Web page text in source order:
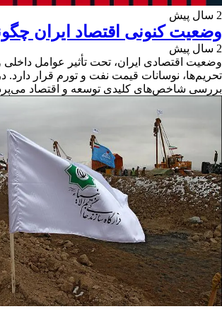
2 سال پیش
وضعیت کنونی اقتصاد ایران
2 سال پیش
وضعیت اقتصادی ایران، تحت تأثیر عوامل
تحریم‌ها، نوسانات قیمت نفت و تورم قرار دارد.
بررسی شاخص‌های کلیدی توسعه و اقتصاد